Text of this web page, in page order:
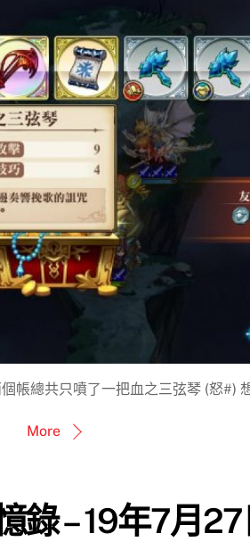
帳總共只噴了一把血之三弦琴 (怒#)
More
錄 – 19年7月27